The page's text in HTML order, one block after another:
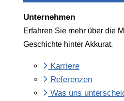
Unternehmen
Erfahren Sie mehr über die
Geschichte hinter Akkurat.
Karriere
Referenzen
Was uns